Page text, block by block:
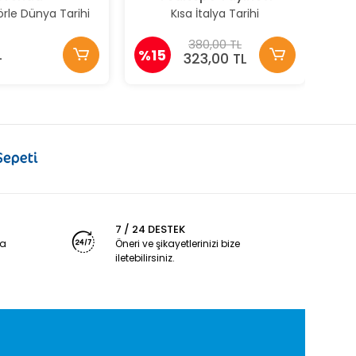
Dünya Tarihi Kısa İtalya Tarihi
%15
380,00 TL
323,00 TL
7 / 24 DESTEK
Öneri ve şikayetlerinizi bize
iletebilirsiniz.